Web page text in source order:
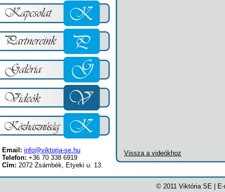
Email: info@viktoria-se.hu
Telefon: +36 70 338 6919
Cím: 2072 Zsámbék, Etyeki u. 13.
Vissza a videókhoz
© 2011 Viktória SE |